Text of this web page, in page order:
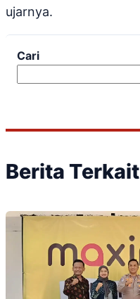
ujarnya.
Cari
Berita Terkait